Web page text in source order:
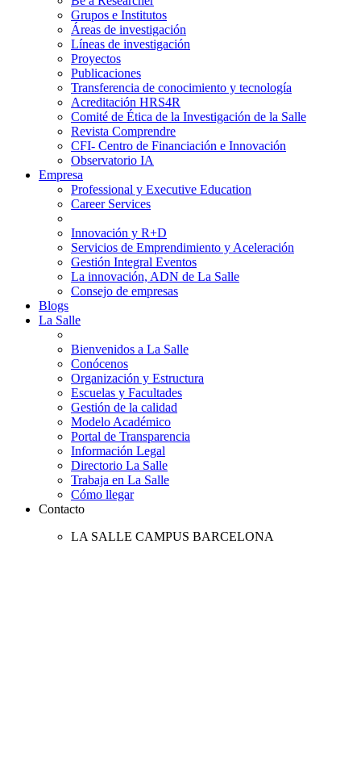
Grupos e Institutos
Áreas de investigación
Líneas de investigación
Proyectos
Publicaciones
Transferencia de conocimiento y tecnología
Acreditación HRS4R
Comité de Ética de la Investigación de la Salle
Revista Comprendre
CFI- Centro de Financiación e Innovación
Observatorio IA
Empresa
Professional y Executive Education
Career Services
Innovación y R+D
Servicios de Emprendimiento y Aceleración
Gestión Integral Eventos
La innovación, ADN de La Salle
Consejo de empresas
Blogs
La Salle
Bienvenidos a La Salle
Conócenos
Organización y Estructura
Escuelas y Facultades
Gestión de la calidad
Modelo Académico
Portal de Transparencia
Información Legal
Directorio La Salle
Trabaja en La Salle
Cómo llegar
Contacto
LA SALLE CAMPUS BARCELONA